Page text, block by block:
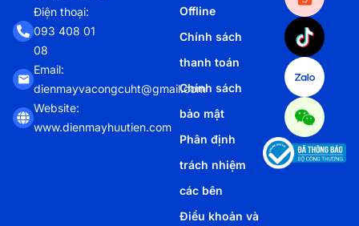
Điện thoại:
093 408 01
08
Email:
dienmayvacongcuht@gmail.com
Website:
www.dienmayhuutien.com
Offline
Chính sách
thanh toán
Chính sách
bảo mật
Phân định
trách nhiệm
các bên
Điều khoản và